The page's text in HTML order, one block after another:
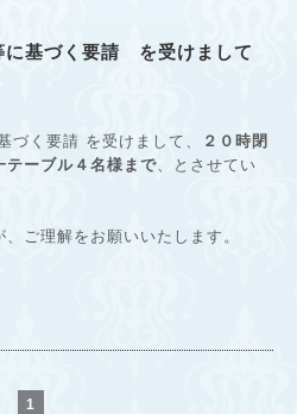
に基づく要請 を受けまして
づく要請 を受けまして、
２０時閉
テーブル４名様まで、とさせてい
ご理解をお願いいたします。
1